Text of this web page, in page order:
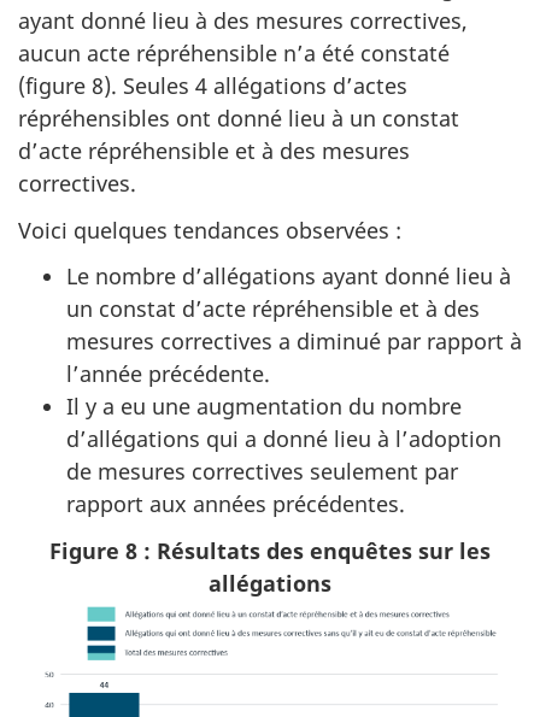
ayant donné lieu à des mesures correctives,
aucun acte répréhensible n’a été constaté
(figure 8). Seules 4 allégations d’actes
répréhensibles ont donné lieu à un constat
d’acte répréhensible et à des mesures
correctives.
Voici quelques tendances observées :
Le nombre d’allégations ayant donné lieu à
un constat d’acte répréhensible et à des
mesures correctives a diminué par rapport à
l’année précédente.
Il y a eu une augmentation du nombre
d’allégations qui a donné lieu à l’adoption
de mesures correctives seulement par
rapport aux années précédentes.
Figure 8 : Résultats des enquêtes sur les
allégations